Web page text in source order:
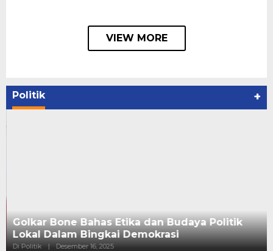
VIEW MORE
Politik +
Golkar Bone Bahas Etika dan Budaya Politik
Lokal Dalam Bingkai Demokrasi
Di Politik | Desember 16, 2025